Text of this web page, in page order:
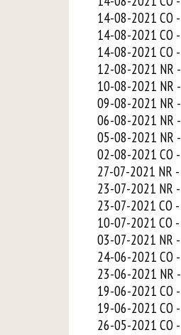
14-08-2021 CO -
14-08-2021 CO -
14-08-2021 CO -
12-08-2021 NR -
10-08-2021 NR -
09-08-2021 NR -
06-08-2021 NR -
05-08-2021 NR -
02-08-2021 CO -
27-07-2021 NR -
23-07-2021 NR -
23-07-2021 CO -
10-07-2021 CO -
03-07-2021 NR -
24-06-2021 CO -
23-06-2021 NR -
19-06-2021 CO -
19-06-2021 CO -
26-05-2021 CO -